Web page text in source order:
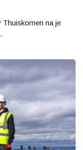
Thuiskomen na je